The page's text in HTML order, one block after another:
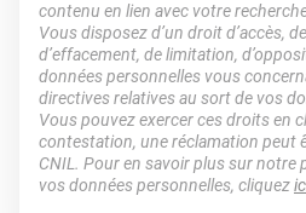
contenu en lien avec votre
Vous disposez d’un droit d’accès,
d’effacement, de limitation,
données personnelles vous
directives relatives au sort de vos
Vous pouvez exercer ces droits en
contestation, une réclamation peut
CNIL. Pour en savoir plus sur
vos données personnelles, cliquez